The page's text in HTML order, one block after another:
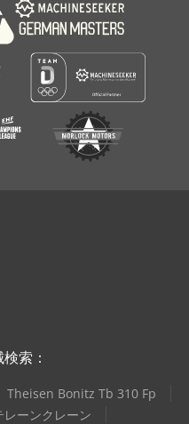
索：
Theisen Bonitz Tb 310 Fp
レーンクレーン